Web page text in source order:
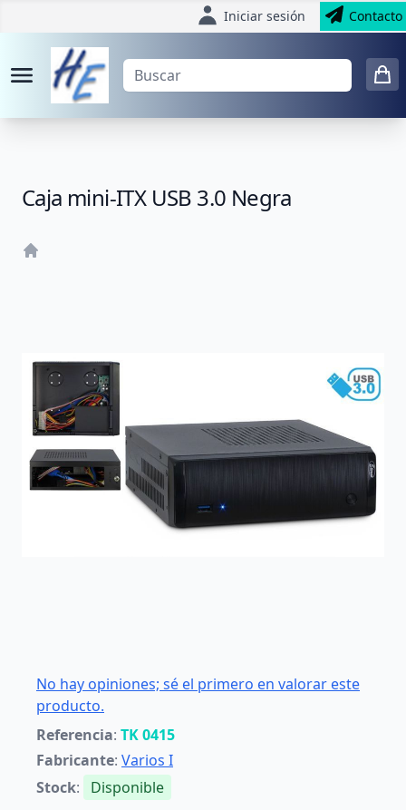
Iniciar sesión Contacto
Caja mini-ITX USB 3.0 Negra
No hay opiniones; sé el primero en valorar este
producto.
Referencia: TK 0415
Fabricante: Varios I
Stock: Disponible